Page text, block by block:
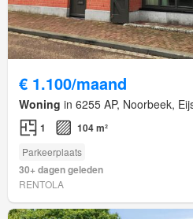
€ 1.100/maand
Woning in 6255 AP, Noorbeek,
1 104 m²
Parkeerplaats
30+ dagen geleden
RENTOLA